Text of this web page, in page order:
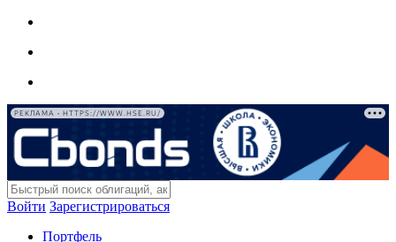
РЕКЛАМА • HTTPS://WWW.HSE.RU/
Войти Зарегистрироваться
Портфель